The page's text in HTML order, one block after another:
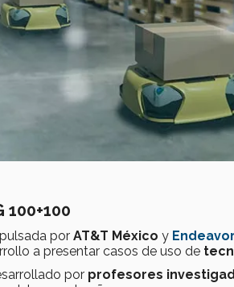
por AT&T México y Endeavor
a presentar casos de uso de
por profesores